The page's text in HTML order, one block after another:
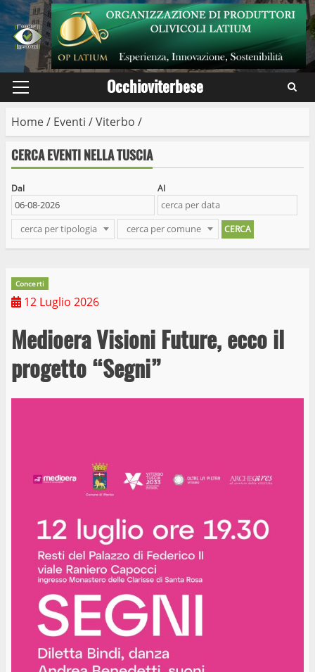
Skip
to
content
Primary
Occhioviterbese
Home/ Eventi /Viterbo /
CERCA EVENTI NELLA TUSCIA
Dal Al
cerca per tipologia cerca per comune
Concerti
12 Luglio 2026
Medioera Visioni Future, ecco il
progetto “Segni”